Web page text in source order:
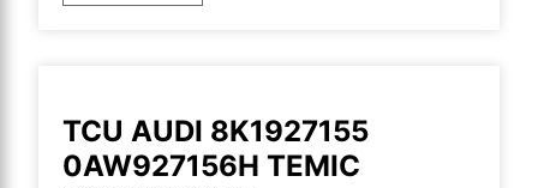
TCU AUDI 8K1927155
0AW927156H TEMIC